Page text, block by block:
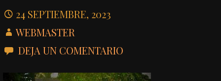
24 SEPTIEMBRE, 2023
WEBMASTER
DEJA UN COMENTARIO